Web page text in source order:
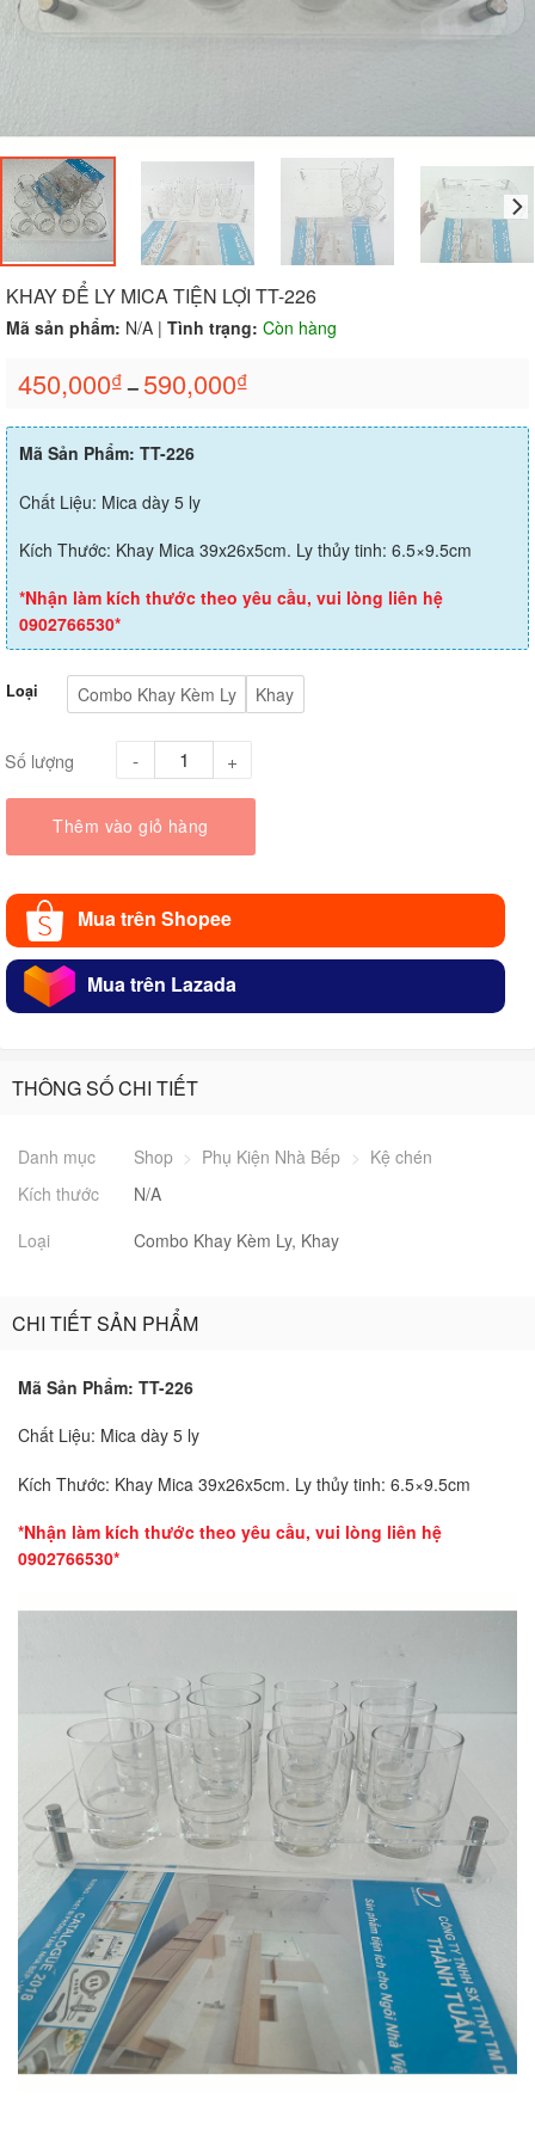
KHAY ĐỂ LY MICA TIỆN LỢI TT-226
Mã sản phẩm: N/A | Tình trạng: Còn hàng
450,000₫– 590,000₫
Mã Sản Phẩm: TT-226
Chất Liệu: Mica dày 5 ly
Kích Thước: Khay Mica 39x26x5cm. Ly thủy tinh: 6.5×9.5cm
*Nhận làm kích thước theo yêu cầu, vui lòng liên hệ
0902766530*
Loại Combo Khay Kèm Ly Khay
Số lượng
Thêm vào giỏ hàng
Mua trên Shopee
Mua trên Lazada
THÔNG SỐ CHI TIẾT
Danh mục Shop > Phụ Kiện Nhà Bếp > Kệ chén
Kích thước
N/A
Loại
Combo Khay Kèm Ly, Khay
CHI TIẾT SẢN PHẨM
Mã Sản Phẩm: TT-226
Chất Liệu: Mica dày 5 ly
Kích Thước: Khay Mica 39x26x5cm. Ly thủy tinh: 6.5×9.5cm
*Nhận làm kích thước theo yêu cầu, vui lòng liên hệ
0902766530*